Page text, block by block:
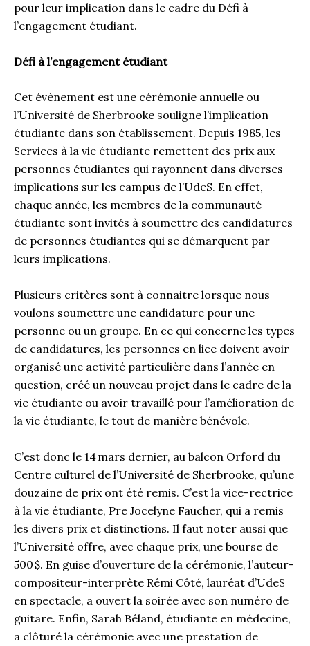
pour leur implication dans le cadre du Défi à
l’engagement étudiant.
Défi à l’engagement étudiant
Cet évènement est une cérémonie annuelle ou
l’Université de Sherbrooke souligne l’implication
étudiante dans son établissement. Depuis 1985, les
Services à la vie étudiante remettent des prix aux
personnes étudiantes qui rayonnent dans diverses
implications sur les campus de l’UdeS. En effet,
chaque année, les membres de la communauté
étudiante sont invités à soumettre des candidatures
de personnes étudiantes qui se démarquent par
leurs implications.
Plusieurs critères sont à connaitre lorsque nous
voulons soumettre une candidature pour une
personne ou un groupe. En ce qui concerne les types
de candidatures, les personnes en lice doivent avoir
organisé une activité particulière dans l’année en
question, créé un nouveau projet dans le cadre de la
vie étudiante ou avoir travaillé pour l’amélioration de
la vie étudiante, le tout de manière bénévole.
C’est donc le 14 mars dernier, au balcon Orford du
Centre culturel de l’Université de Sherbrooke, qu’une
douzaine de prix ont été remis. C’est la vice-rectrice
à la vie étudiante, Pre Jocelyne Faucher, qui a remis
les divers prix et distinctions. Il faut noter aussi que
l’Université offre, avec chaque prix, une bourse de
500 $. En guise d’ouverture de la cérémonie, l’auteur-
compositeur-interprète Rémi Côté, lauréat d’UdeS
en spectacle, a ouvert la soirée avec son numéro de
guitare. Enfin, Sarah Béland, étudiante en médecine,
a clôturé la cérémonie avec une prestation de